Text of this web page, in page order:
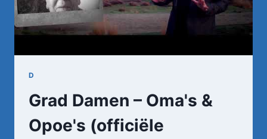
D
Grad Damen – Oma's &
Opoe's (officiële